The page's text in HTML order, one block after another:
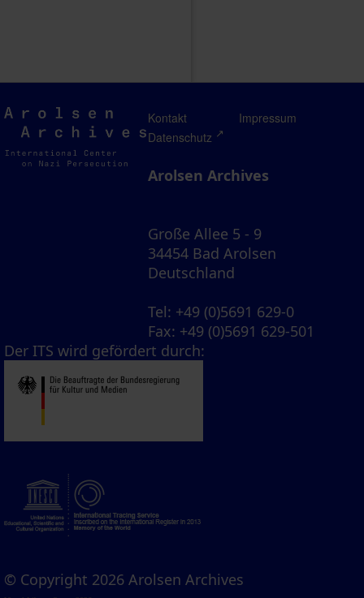
Arolsen
Archives
Kontakt
Impressum
Datenschutz
Arolsen Archives
Große Allee 5 - 9
34454 Bad Arolsen
Deutschland
Tel: +49 (0)5691 629-0
Fax: +49 (0)5691 629-501
Der ITS wird gefördert durch:
© Copyright 2026 Arolsen Archives